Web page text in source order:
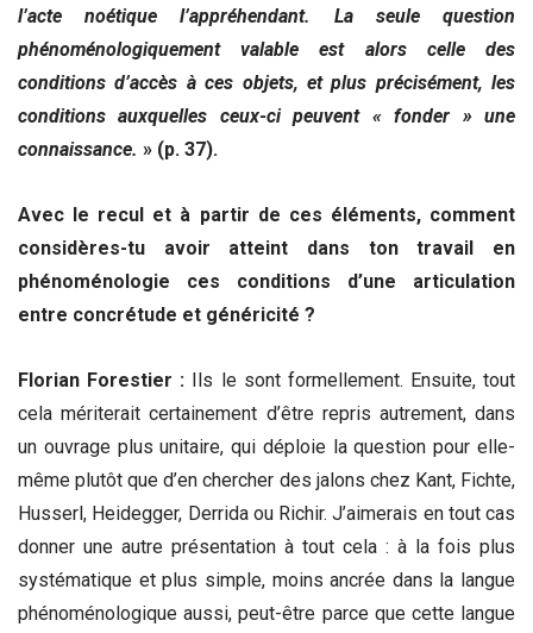
l’acte noétique l’appréhendant. La seule question
phénoménologiquement valable est alors celle des
conditions d’accès à ces objets, et plus précisément, les
conditions auxquelles ceux-ci peuvent « fonder » une
connaissance. » (p. 37).
Avec le recul et à partir de ces éléments, comment
considères-tu avoir atteint dans ton travail en
phénoménologie ces conditions d’une articulation
entre concrétude et généricité ?
Florian Forestier : Ils le sont formellement. Ensuite, tout
cela mériterait certainement d’être repris autrement, dans
un ouvrage plus unitaire, qui déploie la question pour elle-
même plutôt que d’en chercher des jalons chez Kant, Fichte,
Husserl, Heidegger, Derrida ou Richir. J’aimerais en tout cas
donner une autre présentation à tout cela : à la fois plus
systématique et plus simple, moins ancrée dans la langue
phénoménologique aussi, peut-être parce que cette langue